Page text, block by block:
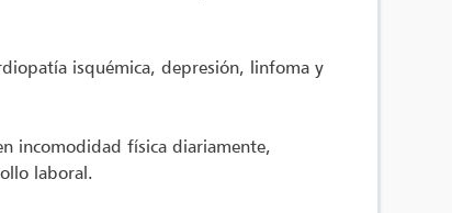
isquémica, depresión, linfoma y
incomodidad física diariamente,
laboral.